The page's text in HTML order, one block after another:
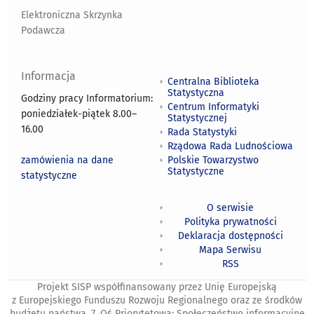
Elektroniczna Skrzynka
Podawcza
Informacja
Godziny pracy Informatorium:
poniedziałek-piątek 8.00–
16.00
zamówienia na dane
statystyczne
Centralna Biblioteka
Statystyczna
Centrum Informatyki
Statystycznej
Rada Statystyki
Rządowa Rada Ludnościowa
Polskie Towarzystwo
Statystyczne
O serwisie
Polityka prywatności
Deklaracja dostępności
Mapa Serwisu
RSS
Projekt SISP współfinansowany przez Unię Europejską
z Europejskiego Funduszu Rozwoju Regionalnego oraz ze środków